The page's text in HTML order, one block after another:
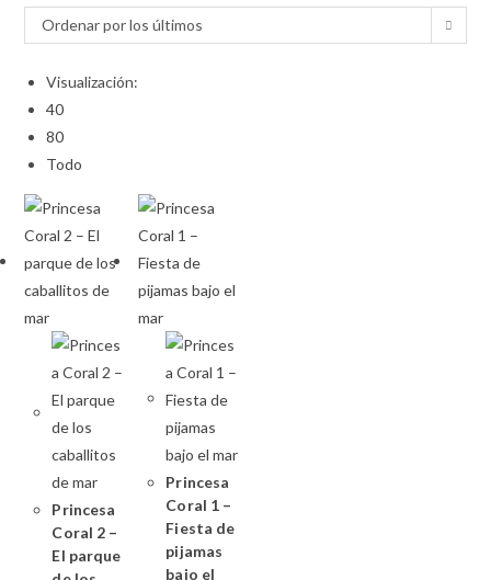
Ordenar por los últimos
Visualización:
40
80
Todo
Princesa
Coral 2 –
El parque
Princesa
Coral 1 –
Fiesta de
pijamas
bajo el